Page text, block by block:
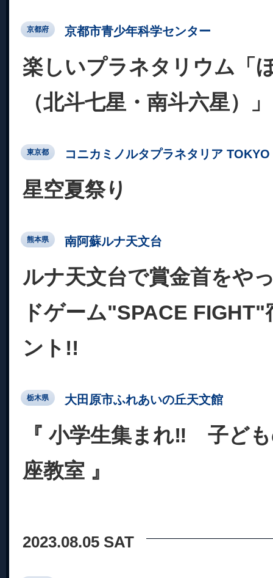
京都府 京都市青少年科学センター
楽しいプラネタリウム「
（北斗七星・南斗六星）」
東京都 コニカミノルタプラネタリア TOKYO
星空夏祭り
熊本県 南阿蘇ルナ天文台
ルナ天文台で賞金首をや
ドゲーム"SPACE
ント!!
栃木県 大田原市ふれあいの丘天文館
『 小学生集まれ‼ 子ど
座教室 』
2023.08.05 SAT